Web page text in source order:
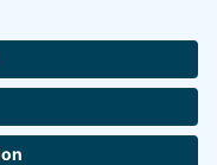
보
문의하
기
GTC
Wie kann ich dir